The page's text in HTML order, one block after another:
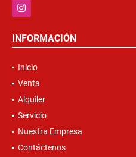
Instagram
INFORMACIÓN
Inicio
Venta
Alquiler
Servicio
Nuestra Empresa
Contáctenos